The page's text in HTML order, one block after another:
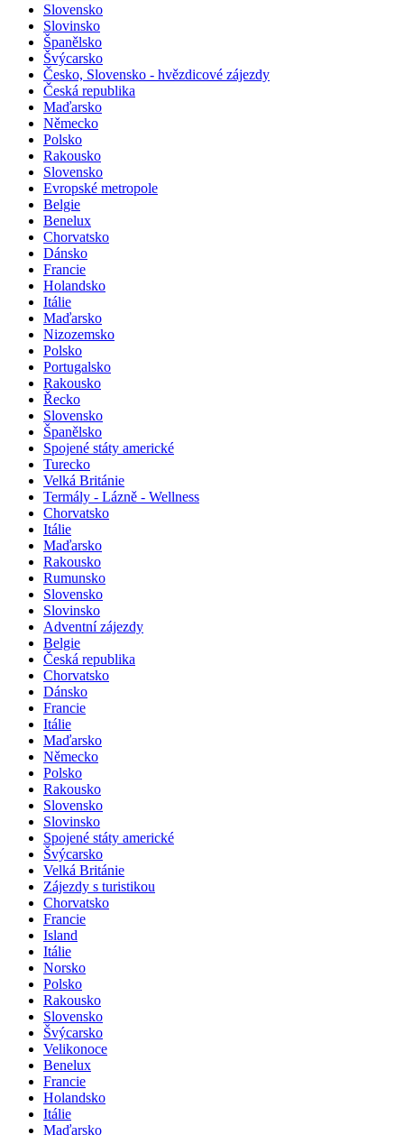
Slovensko
Slovinsko
Španělsko
Švýcarsko
Česko, Slovensko - hvězdicové zájezdy
Česká republika
Maďarsko
Německo
Polsko
Rakousko
Slovensko
Evropské metropole
Belgie
Benelux
Chorvatsko
Dánsko
Francie
Holandsko
Itálie
Maďarsko
Nizozemsko
Polsko
Portugalsko
Rakousko
Řecko
Slovensko
Španělsko
Spojené státy americké
Turecko
Velká Británie
Termály - Lázně - Wellness
Chorvatsko
Itálie
Maďarsko
Rakousko
Rumunsko
Slovensko
Slovinsko
Adventní zájezdy
Belgie
Česká republika
Chorvatsko
Dánsko
Francie
Itálie
Maďarsko
Německo
Polsko
Rakousko
Slovensko
Slovinsko
Spojené státy americké
Švýcarsko
Velká Británie
Zájezdy s turistikou
Chorvatsko
Francie
Island
Itálie
Norsko
Polsko
Rakousko
Slovensko
Švýcarsko
Velikonoce
Benelux
Francie
Holandsko
Itálie
Maďarsko